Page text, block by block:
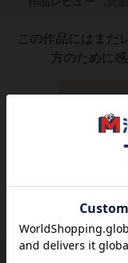
この作品にはまだ
方のために